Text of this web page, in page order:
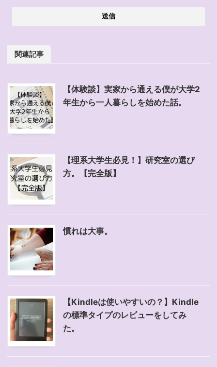
関連記事
【体験談】実家から通える僕が大学2
年生から一人暮らしを始めた話。
【理系大学生必見！】研究室の選び
方。【完全版】
慣れは大事。
【Kindleは使いやすいの？】Kindle
の標準タイプのレビューをしてみ
た。